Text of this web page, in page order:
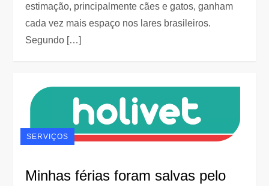
estimação, principalmente cães e gatos, ganham
cada vez mais espaço nos lares brasileiros.
Segundo […]
SERVIÇOS
Minhas férias foram salvas pelo